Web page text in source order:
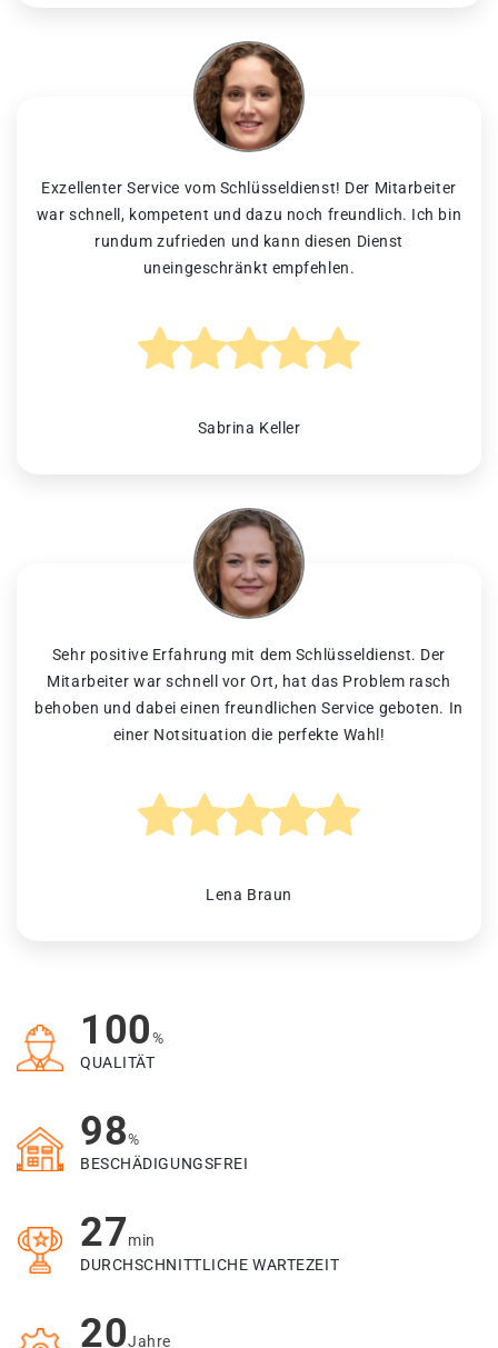
Exzellenter Service vom Schlüsseldienst! Der Mitarbeiter
war schnell, kompetent und dazu noch freundlich. Ich bin
rundum zufrieden und kann diesen Dienst
uneingeschränkt empfehlen.
Sabrina Keller
Sehr positive Erfahrung mit dem Schlüsseldienst. Der
Mitarbeiter war schnell vor Ort, hat das Problem rasch
behoben und dabei einen freundlichen Service geboten. In
einer Notsituation die perfekte Wahl!
Lena Braun
100%
QUALITÄT
98%
BESCHÄDIGUNGSFREI
27min
DURCHSCHNITTLICHE WARTEZEIT
20Jahre